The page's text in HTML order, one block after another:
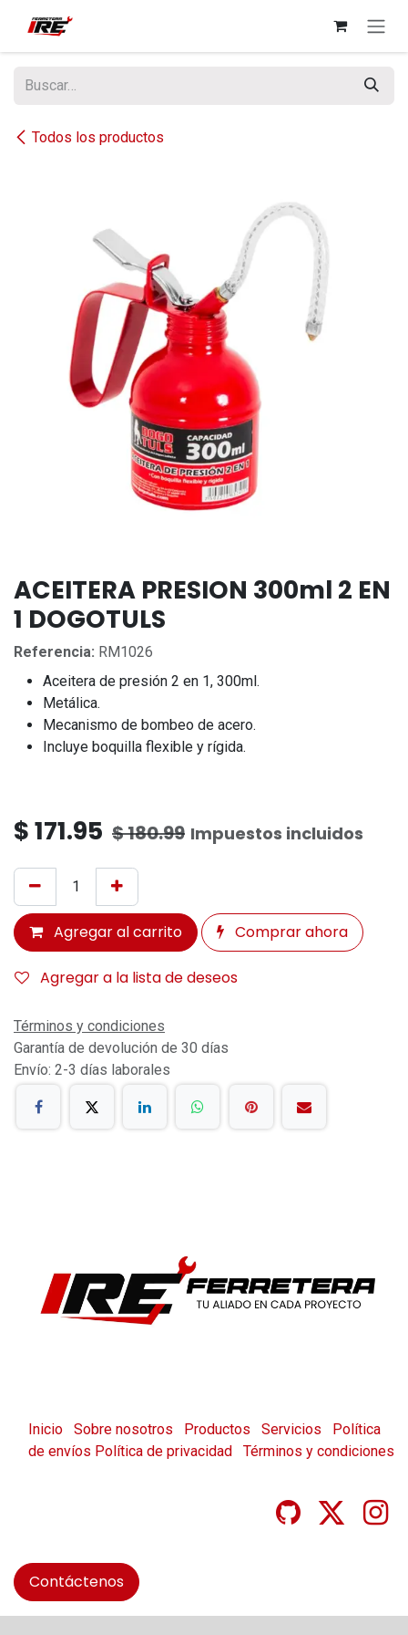
Todos los productos
ACEITERA PRESION 300ml 2 EN
1 DOGOTULS
Referencia: RM1026
Aceitera de presión 2 en 1, 300ml.
Metálica.
Mecanismo de bombeo de acero.
Incluye boquilla flexible y rígida.
$171.95 $180.99 Impuestos incluidos
Agregar al carrito Comprar ahora
Agregar a la lista de deseos
Términos y condiciones
Garantía de devolución de 30 días
Envío: 2-3 días laborales
Inicio Sobre nosotros Productos Servicios
Política
de envíos Política de privacidad Términos y condiciones
Contáctenos